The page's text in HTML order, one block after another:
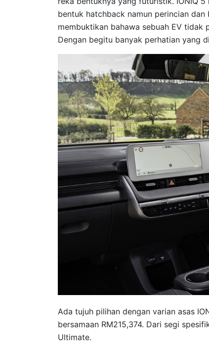
bentuk hatchback namun perincian
membuktikan bahawa sebuah EV tidak
Dengan begitu banyak perhatian yang
Ada tujuh pilihan dengan varian asas
bersamaan RM215,374. Dari segi
Ultimate.